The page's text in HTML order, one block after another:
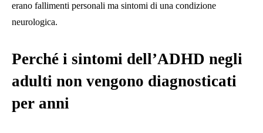
erano fallimenti personali ma sintomi di una condizione
neurologica.
Perché i sintomi dell’ADHD negli
adulti non vengono diagnosticati
per anni